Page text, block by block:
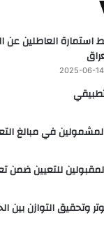
2025-06-14
في مبالغ
للتعيين ضمن تعيينات
وتحقيق التوازن بين